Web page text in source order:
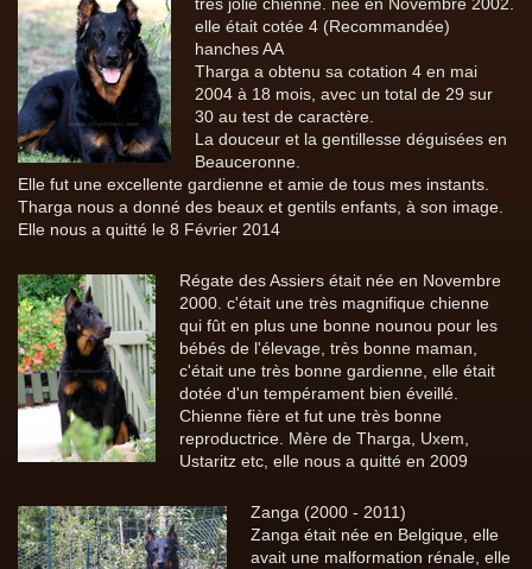
elle était cotée 4 (Recommandée)
hanches AA
Tharga a obtenu sa cotation 4 en mai
2004 à 18 mois, avec un total de 29 sur
30 au test de caractère.
La douceur et la gentillesse déguisées en
Beauceronne.
Elle fut une excellente gardienne et amie de tous mes instants.
Tharga nous a donné des beaux et gentils enfants, à son image.
Elle nous a quitté le 8 Février 2014
Régate des Assiers était née en Novembre
2000. c'était une très magnifique chienne
qui fût en plus une bonne nounou pour les
bébés de l'élevage, très bonne maman,
c'était une très bonne gardienne, elle était
dotée d'un tempérament bien éveillé.
Chienne fière et fut une très bonne
reproductrice. Mère de Tharga, Uxem,
Ustaritz etc, elle nous a quitté en 2009
Zanga (2000 - 2011)
Zanga était née en Belgique, elle
avait une malformation rénale, elle